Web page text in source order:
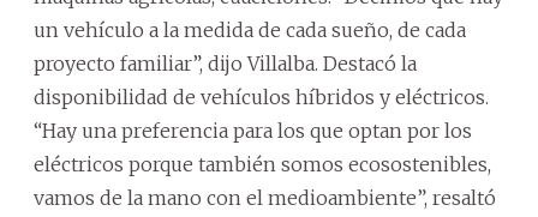
un vehículo a la medida de cada sueño, de cada
proyecto familiar”, dijo Villalba. Destacó la
disponibilidad de vehículos híbridos y eléctricos.
“Hay una preferencia para los que optan por los
eléctricos porque también somos ecosostenibles,
vamos de la mano con el medioambiente”, resaltó